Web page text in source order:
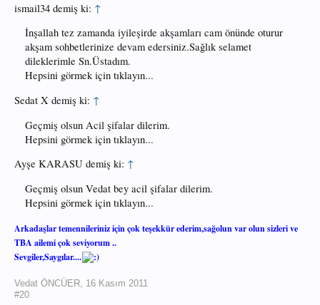
ismail34 demiş ki: ↑
İnşallah tez zamanda iyileşirde akşamları cam önünde oturur
akşam sohbetlerinize devam edersiniz.Sağlık selamet
dileklerimle Sn.Üstadım.
Hepsini görmek için tıklayın...
Sedat X demiş ki: ↑
Geçmiş olsun Acil şifalar dilerim.
Hepsini görmek için tıklayın...
Ayşe KARASU demiş ki: ↑
Geçmiş olsun Vedat bey acil şifalar dilerim.
Hepsini görmek için tıklayın...
Arkadaşlar temennileriniz için çok teşekkür ederim,sağolun var olun sizleri ve
TBA ailemi çok seviyorum ..
Sevgiler,Saygılar....
Vedat ÖNCÜER 16 Kasım 2011
#20